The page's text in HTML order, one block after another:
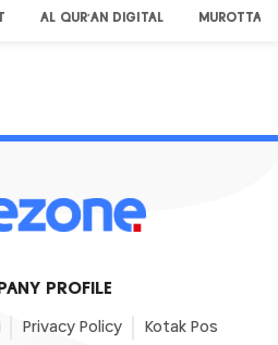
AL QUR'AN DIGITAL MUROTTAL
PROFILE
Privacy Policy Kotak Pos